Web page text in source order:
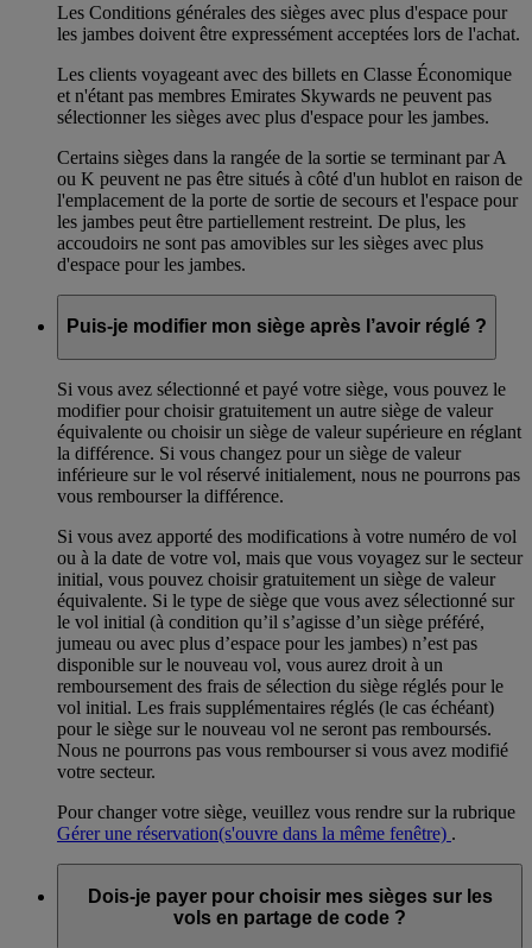
Les Conditions générales des sièges avec plus d'espace pour
les jambes doivent être expressément acceptées lors de l'achat.
Les clients voyageant avec des billets en Classe Économique
et n'étant pas membres Emirates Skywards ne peuvent pas
sélectionner les sièges avec plus d'espace pour les jambes.
Certains sièges dans la rangée de la sortie se terminant par A
ou K peuvent ne pas être situés à côté d'un hublot en raison de
l'emplacement de la porte de sortie de secours et l'espace pour
les jambes peut être partiellement restreint. De plus, les
accoudoirs ne sont pas amovibles sur les sièges avec plus
d'espace pour les jambes.
Puis-je modifier mon siège après l’avoir réglé ?
Si vous avez sélectionné et payé votre siège, vous pouvez le
modifier pour choisir gratuitement un autre siège de valeur
équivalente ou choisir un siège de valeur supérieure en réglant
la différence. Si vous changez pour un siège de valeur
inférieure sur le vol réservé initialement, nous ne pourrons pas
vous rembourser la différence.
Si vous avez apporté des modifications à votre numéro de vol
ou à la date de votre vol, mais que vous voyagez sur le secteur
initial, vous pouvez choisir gratuitement un siège de valeur
équivalente. Si le type de siège que vous avez sélectionné sur
le vol initial (à condition qu’il s’agisse d’un siège préféré,
jumeau ou avec plus d’espace pour les jambes) n’est pas
disponible sur le nouveau vol, vous aurez droit à un
remboursement des frais de sélection du siège réglés pour le
vol initial. Les frais supplémentaires réglés (le cas échéant)
pour le siège sur le nouveau vol ne seront pas remboursés.
Nous ne pourrons pas vous rembourser si vous avez modifié
votre secteur.
Pour changer votre siège, veuillez vous rendre sur la rubrique
Gérer une réservation(s'ouvre dans la même fenêtre) .
Dois-je payer pour choisir mes sièges sur les
vols en partage de code ?